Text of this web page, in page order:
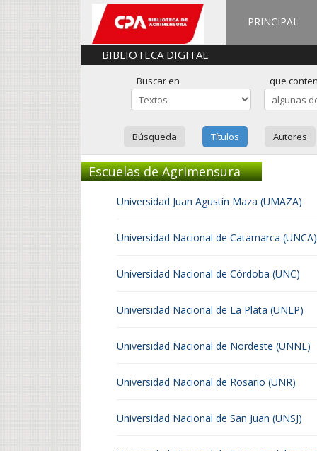
PRINCIPAL
BIBLIOTECA DIGITAL
Buscar en que
Búsqueda Títulos Autores
Escuelas de Agrimensura
Universidad Juan Agustín Maza (UMAZA)
Universidad Nacional de Catamarca (UNCA)
Universidad Nacional de Córdoba (UNC)
Universidad Nacional de La Plata (UNLP)
Universidad Nacional de Nordeste (UNNE)
Universidad Nacional de Rosario (UNR)
Universidad Nacional de San Juan (UNSJ)